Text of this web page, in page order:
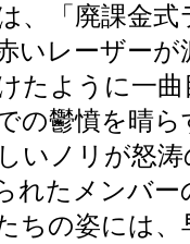
、「廃課金式
いレーザーが
たように一
の鬱憤を晴
いノリが怒
れたメンバ
ちの姿には